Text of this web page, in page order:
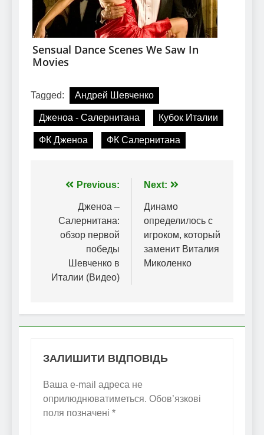
Tagged: Андрей Шевченко
Дженоа - Салернитана Кубок Италии
ФК Дженоа ФК Салернитана
Навігація
записів
Previous:
Дженоа –
Салернитана:
обзор первой
победы
Шевченко в
Италии (Видео)
Next:
Динамо
определилось с
игроком, который
заменит Виталия
Миколенко
ЗАЛИШИТИ ВІДПОВІДЬ
Ваша e-mail адреса не
оприлюднюватиметься. Обов’язкові
поля позначені *